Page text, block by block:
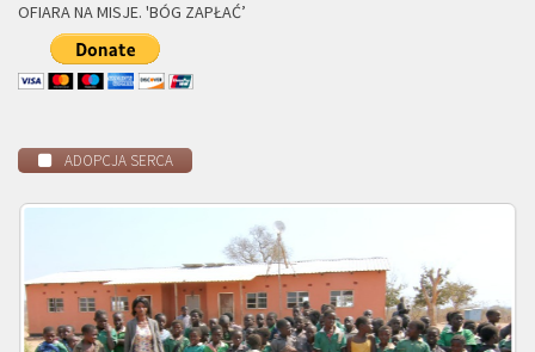
OFIARA NA MISJE. 'BÓG ZAPŁAĆ’
ADOPCJA SERCA